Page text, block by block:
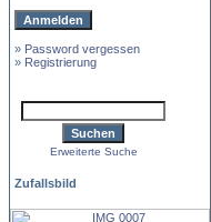
» Password vergessen
» Registrierung
Erweiterte Suche
Zufallsbild